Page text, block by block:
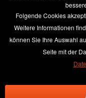
* Alle Preise inkl.
aktuelle Preisliste
Folgende Cookies
Weitere Informationen
können Sie Ihre Auswahl
Seite mit der